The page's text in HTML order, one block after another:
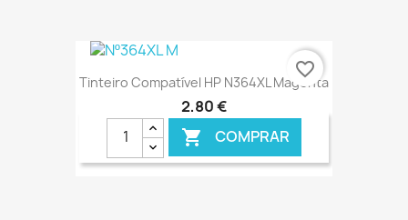
€ ONLINE
Tinteiro Compatível HP N364XL Magenta
2,80 €
 COMPRAR
favorite_border